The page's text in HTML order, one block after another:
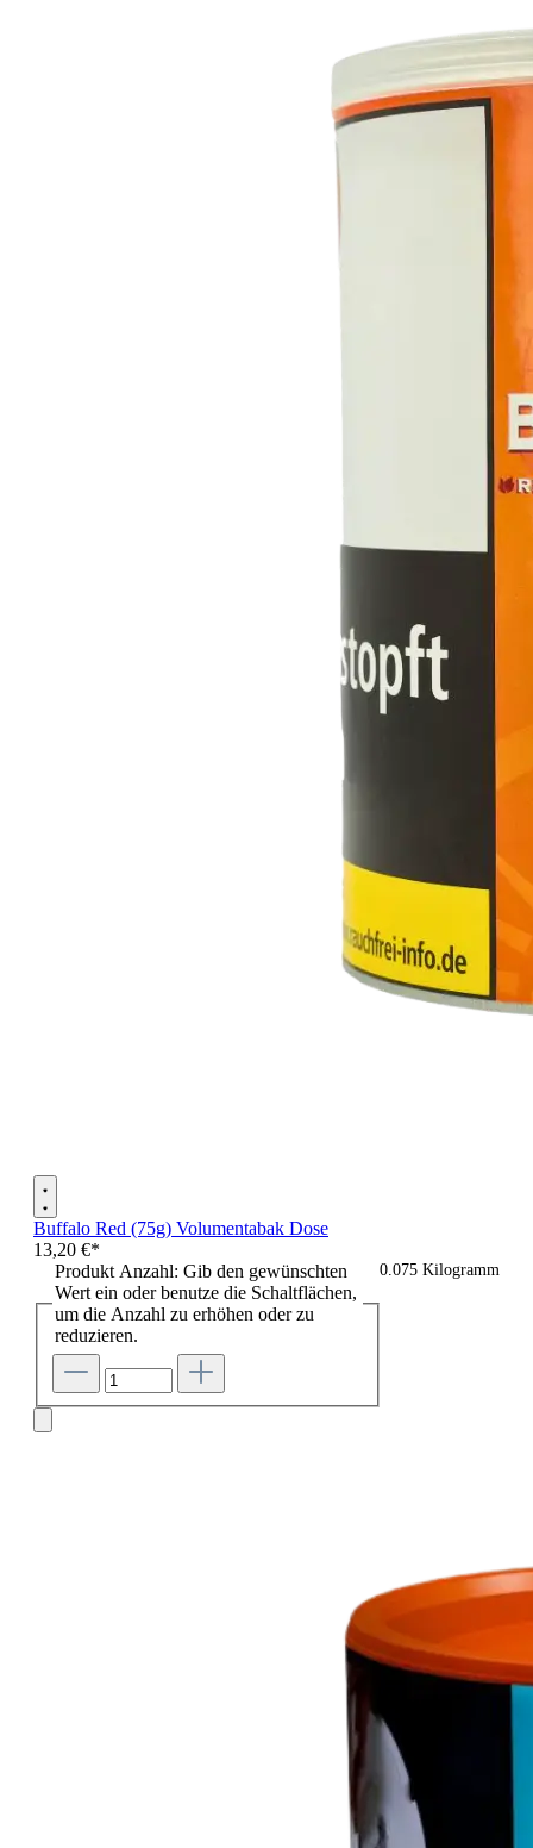
Buffalo Red (75g) Volumentabak Dose
13,20 €*
0.075 Kilogramm
Produkt Anzahl: Gib den gewünschten
Wert ein oder benutze die Schaltflächen,
um die Anzahl zu erhöhen oder zu
reduzieren.